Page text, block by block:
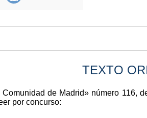
TEXTO
de Madrid» número 116,
por concurso: